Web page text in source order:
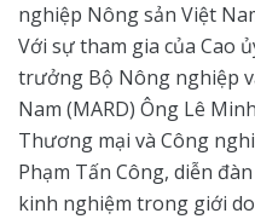
nghiệp Nông sản Việt
Với sự tham gia của Cao
trưởng Bộ Nông nghiệp
Nam (MARD) Ông Lê
Thương mại và Công
Phạm Tấn Công, diễn
kinh nghiệm trong giới